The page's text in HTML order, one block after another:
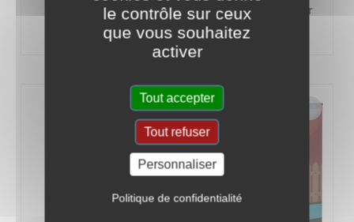
charpentes
Traitements
puissant intérieur
Traitements
le contrôle sur ceux
que vous souhaitez
activer
Tout accepter
Tout refuser
Personnaliser
Politique de confidentialité